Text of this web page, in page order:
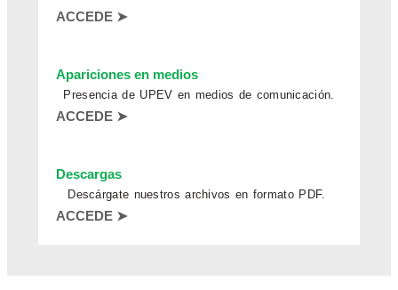
ACCEDE ➤
Apariciones en medios
Presencia de UPEV en medios de comunicación.
ACCEDE ➤
Descargas
Descárgate nuestros archivos en formato PDF.
ACCEDE ➤